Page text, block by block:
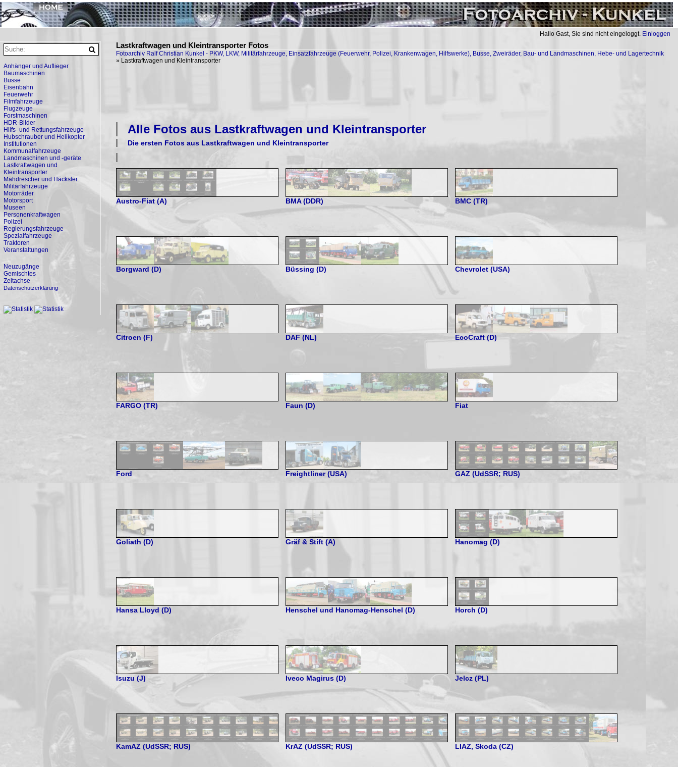
Hallo Gast, Sie sind nicht eingeloggt. Einloggen
Forum Impressum
Lastkraftwagen und Kleintransporter Fotos
Fotoarchiv Ralf Christian Kunkel - PKW, LKW, Militärfahrzeuge, Einsatzfahrzeuge (Feuerwehr, Polizei, Krankenwagen, Hilfswerke), Busse, Zweiräder, Bau- und Landmaschinen, Hebe- und Lagertechnik
» Lastkraftwagen und Kleintransporter
Alle Fotos aus Lastkraftwagen und Kleintransporter
Die ersten Fotos aus Lastkraftwagen und Kleintransporter
Austro-Fiat (A) BMA (DDR) BMC (TR)
Borgward (D) Büssing (D) Chevrolet (USA)
Citroen (F) DAF (NL) EcoCraft (D)
FARGO (TR) Faun (D) Fiat
Ford Freightliner (USA) GAZ (UdSSR; RUS)
Goliath (D) Gräf & Stift (A) Hanomag (D)
Hansa Lloyd (D) Henschel und Hanomag-Henschel (D) Horch (D)
Isuzu (J) Iveco Magirus (D) Jelcz (PL)
KamAZ (UdSSR; RUS) KrAZ (UdSSR; RUS) LIAZ, Skoda (CZ)
Anhänger und Auflieger
Baumaschinen
Busse
Eisenbahn
Feuerwehr
Filmfahrzeuge
Flugzeuge
Forstmaschinen
HDR-Bilder
Hilfs- und Rettungsfahrzeuge
Hubschrauber und Helikopter
Institutionen
Kommunalfahrzeuge
Landmaschinen und -geräte
Lastkraftwagen und
Kleintransporter
Mähdrescher und Häcksler
Militärfahrzeuge
Motorräder
Motorsport
Museen
Personenkraftwagen
Polizei
Regierungsfahrzeuge
Spezialfahrzeuge
Traktoren
Veranstaltungen
Neuzugänge
Gemischtes
Zeitachse
Datenschutzerklärung